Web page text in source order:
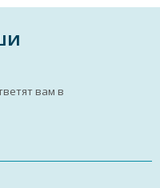
вам в